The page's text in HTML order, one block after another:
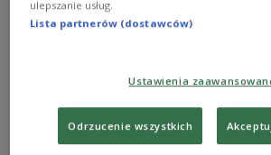
Dziennikarz, prezenter telewizyjny,
konferansjer. Kiedyś model, dziś
ubranych Polaków. Janiak na brak
Czwórce redaktor naczelny
ulepszanie usług.
Lista partnerów (dostawców)
Ustawienia
Odrzucenie wszystkich